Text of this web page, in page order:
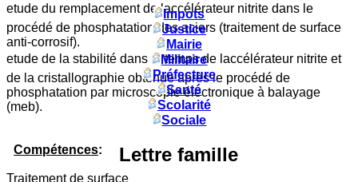
etude du remplacement de laccélérateur nitrite dans le
procédé de phosphatation des aciers (traitement de surface
anti-corrosif).
etude de la stabilité dans le temps de laccélérateur nitrite et
de la cristallographie obtenue après le procédé de
phosphatation par microscopie électronique à balayage
(meb).
Compétences:
Traitement de surface
Impots
Justice
Mairie
Militaire
Préfecture
Santé
Scolarité
Sociale
Lettre famille